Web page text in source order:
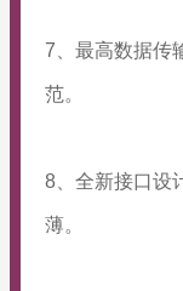
7、最高数据传
范。
8、全新接口设
薄。